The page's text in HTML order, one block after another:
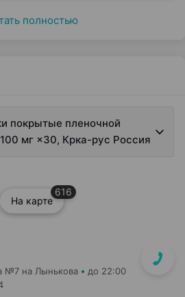
полностью
покрытые пленочной
мг ×30, Крка-рус Россия
На карте
616
№7 на Лынькова до 22:00